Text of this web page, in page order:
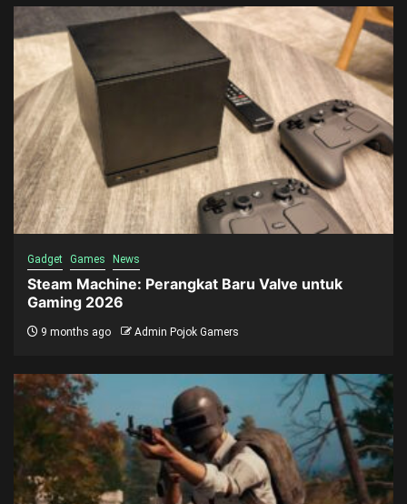
Gadget Games News
Steam Machine: Perangkat Baru Valve untuk
Gaming 2026
9 months ago Admin Pojok Gamers